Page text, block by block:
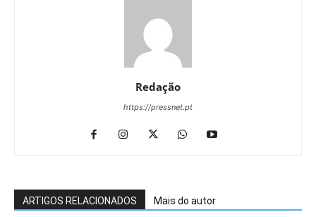
Redação
https://pressnet.pt
ARTIGOS RELACIONADOS Mais do autor